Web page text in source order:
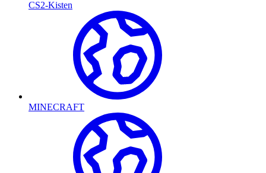
CS2-Kisten
MINECRAFT